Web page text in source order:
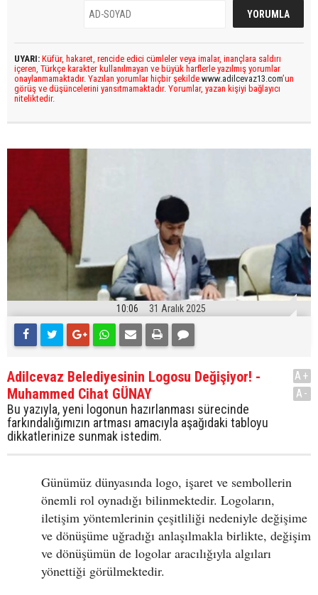
UYARI: Küfür, hakaret, rencide edici cümleler veya imalar, inançlara saldırı
içeren, Türkçe karakter kullanılmayan ve büyük harflerle yazılmış yorumlar
onaylanmamaktadır. Yazılan yorumlar hiçbir şekilde www.adilcevaz13.com’un
görüş ve düşüncelerini yansıtmamaktadır. Yorumlar, yazan kişiyi bağlayıcı
niteliktedir.
10:06 31 Aralık 2025
Adilcevaz Belediyesinin Logosu Değişiyor! -
Muhammed Cihat GÜNAY
Bu yazıyla, yeni logonun hazırlanması sürecinde
farkındalığımızın artması amacıyla aşağıdaki tabloyu
dikkatlerinize sunmak istedim.
A+
A-
Günümüz dünyasında logo, işaret ve sembollerin
önemli rol oynadığı bilinmektedir. Logoların,
iletişim yöntemlerinin çeşitliliği nedeniyle değişime
ve dönüşüme uğradığı anlaşılmakla birlikte, değişim
ve dönüşümün de logolar aracılığıyla algıları
yönettiği görülmektedir.